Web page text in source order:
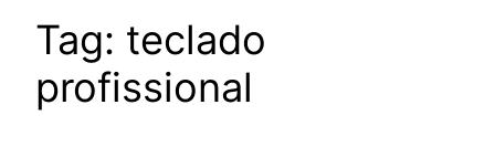
Tag: teclado
profissional